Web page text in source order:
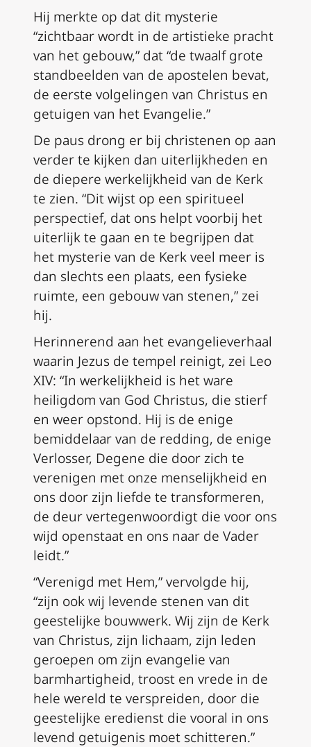
Hij merkte op dat dit mysterie
“zichtbaar wordt in de artistieke pracht
van het gebouw,” dat “de twaalf grote
standbeelden van de apostelen bevat,
de eerste volgelingen van Christus en
getuigen van het Evangelie.”
De paus drong er bij christenen op aan
verder te kijken dan uiterlijkheden en
de diepere werkelijkheid van de Kerk
te zien. “Dit wijst op een spiritueel
perspectief, dat ons helpt voorbij het
uiterlijk te gaan en te begrijpen dat
het mysterie van de Kerk veel meer is
dan slechts een plaats, een fysieke
ruimte, een gebouw van stenen,” zei
hij.
Herinnerend aan het evangelieverhaal
waarin Jezus de tempel reinigt, zei Leo
XIV: “In werkelijkheid is het ware
heiligdom van God Christus, die stierf
en weer opstond. Hij is de enige
bemiddelaar van de redding, de enige
Verlosser, Degene die door zich te
verenigen met onze menselijkheid en
ons door zijn liefde te transformeren,
de deur vertegenwoordigt die voor ons
wijd openstaat en ons naar de Vader
leidt.”
“Verenigd met Hem,” vervolgde hij,
“zijn ook wij levende stenen van dit
geestelijke bouwwerk. Wij zijn de Kerk
van Christus, zijn lichaam, zijn leden
geroepen om zijn evangelie van
barmhartigheid, troost en vrede in de
hele wereld te verspreiden, door die
geestelijke eredienst die vooral in ons
levend getuigenis moet schitteren.”